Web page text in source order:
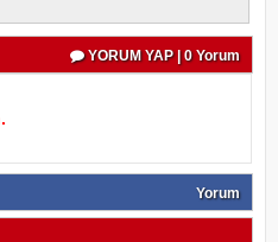
YORUM YAP | 0 Yorum
Yorum